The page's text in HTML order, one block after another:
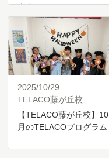
大学
2025/10/29
TELACO藤が丘校
【TELACO藤が丘校】10
月のTELACOプログラム